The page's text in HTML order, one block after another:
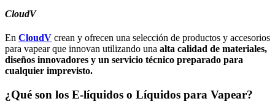
CloudV
En CloudV crean y ofrecen una selección de productos y accesorios
para vapear que innovan utilizando una alta calidad de materiales,
diseños innovadores y un servicio técnico preparado para
cualquier imprevisto.
¿Qué son los E-líquidos o Líquidos para Vapear?